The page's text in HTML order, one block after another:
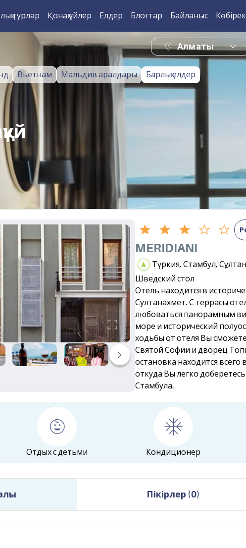
турлар Қонақ үйлер Елдер Блогтар Байланыс Көбірек
Алматы
Вьетнам Мальдив аралдары Барлық елдер
MERIDIANI
Түркия, Стамбул,
Шведский стол
Отель находится в
Султанахмет. С террасы
любоваться панорамным
море и исторический
ходьбы от отеля Вы
Святой Софии и дворец
остановка находится всего
откуда Вы легко
Стамбула.
Отдых с детьми Кондиционер
Пікірлер (0)